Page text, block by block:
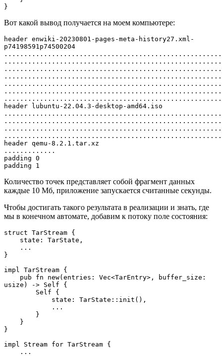
}
Вот какой вывод получается на моем компьютере:
header enwiki-20230801-pages-meta-history27.xml-
p74198591p74500204
header lubuntu-22.04.3-desktop-amd64.iso
header qemu-8.2.1.tar.xz
.............
padding 0
padding 1
Количество точек представляет собой фрагмент данных
каждые 10 Мб, приложение запускается считанные секунды.
Чтобы достигать такого результата в реализации и знать, где
мы в конечном автомате, добавим к потоку поле состояния:
struct TarStream {
    state: TarState,
    ...
}
impl TarStream {
usize) -> Self {
        Self {
            state: TarState::init(),
            ...
        }
    }
}
impl Stream for TarStream {
    ...